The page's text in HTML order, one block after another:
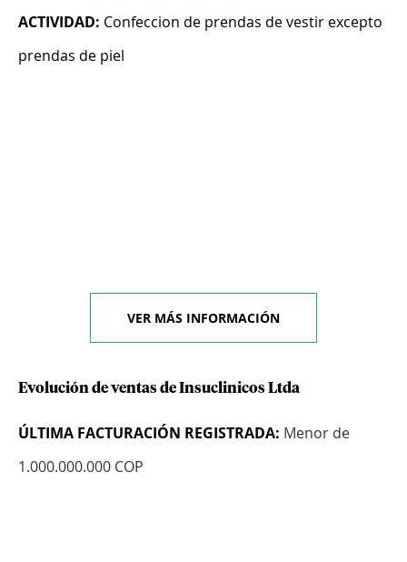
ACTIVIDAD: Confeccion de prendas de vestir excepto
prendas de piel
VER MÁS INFORMACIÓN
Evolución de ventas de Insuclinicos Ltda
ÚLTIMA FACTURACIÓN REGISTRADA: Menor de
1.000.000.000 COP